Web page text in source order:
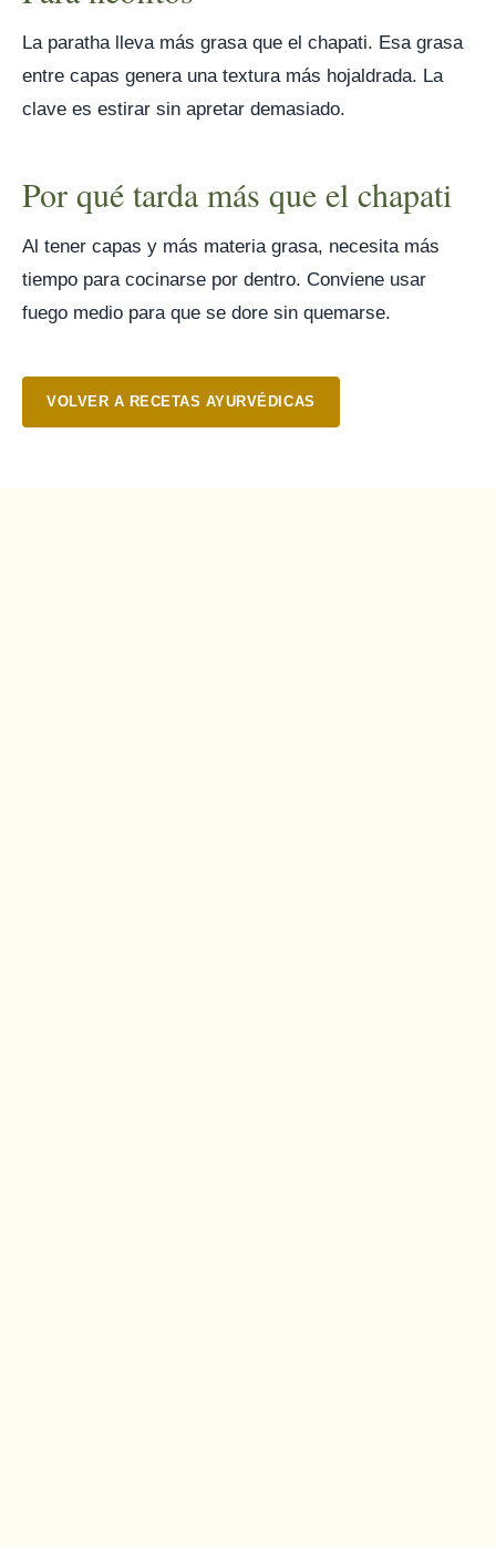
La paratha lleva más grasa que el chapati. Esa grasa
entre capas genera una textura más hojaldrada. La
clave es estirar sin apretar demasiado.
Por qué tarda más que el chapati
Al tener capas y más materia grasa, necesita más
tiempo para cocinarse por dentro. Conviene usar
fuego medio para que se dore sin quemarse.
VOLVER A RECETAS AYURVÉDICAS